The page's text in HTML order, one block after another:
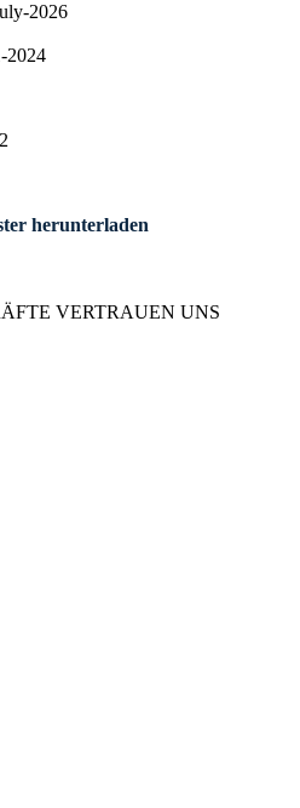
2026
2024
herunterladen
VERTRAUEN UNS